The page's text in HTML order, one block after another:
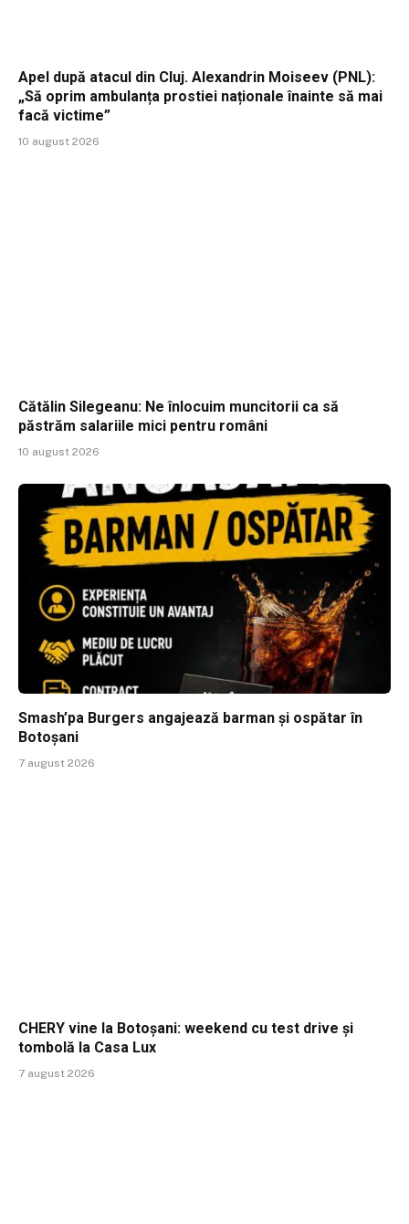
Apel după atacul din Cluj. Alexandrin Moiseev (PNL):
„Să oprim ambulanța prostiei naționale înainte să mai
facă victime”
10 august 2026
Cătălin Silegeanu: Ne înlocuim muncitorii ca să
păstrăm salariile mici pentru români
10 august 2026
Smash’pa Burgers angajează barman și ospătar în
Botoșani
7 august 2026
CHERY vine la Botoșani: weekend cu test drive și
tombolă la Casa Lux
7 august 2026